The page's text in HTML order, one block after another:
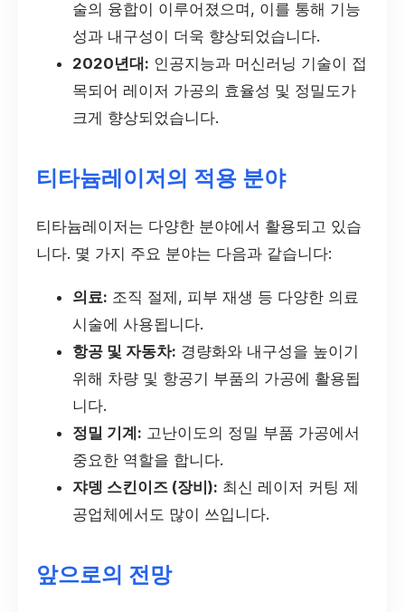
술의 융합이 이루어졌으며, 이를 통해 기능
성과 내구성이 더욱 향상되었습니다.
2020년대: 인공지능과 머신러닝 기술이 접
목되어 레이저 가공의 효율성 및 정밀도가
크게 향상되었습니다.
티타늄레이저의 적용 분야
티타늄레이저는 다양한 분야에서 활용되고 있습
니다. 몇 가지 주요 분야는 다음과 같습니다:
의료: 조직 절제, 피부 재생 등 다양한 의료
시술에 사용됩니다.
항공 및 자동차: 경량화와 내구성을 높이기
위해 차량 및 항공기 부품의 가공에 활용됩
니다.
정밀 기계: 고난이도의 정밀 부품 가공에서
중요한 역할을 합니다.
쟈뎅 스킨이즈 (장비): 최신 레이저 커팅 제
공업체에서도 많이 쓰입니다.
앞으로의 전망